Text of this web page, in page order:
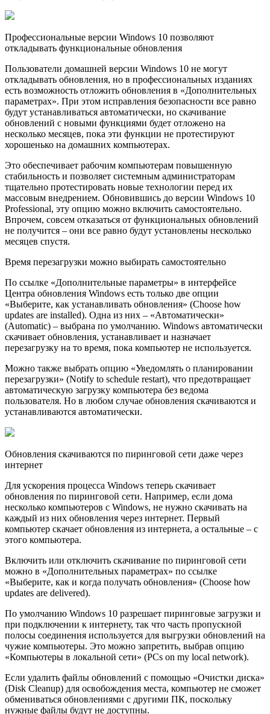
Профессиональные версии Windows 10 позволяют
откладывать функциональные обновления
Пользователи домашней версии Windows 10 не могут
откладывать обновления, но в профессиональных изданиях
есть возможность отложить обновления в «Дополнительных
параметрах». При этом исправления безопасности все равно
будут устанавливаться автоматически, но скачивание
обновлений с новыми функциями будет отложено на
несколько месяцев, пока эти функции не протестируют
хорошенько на домашних компьютерах.
Это обеспечивает рабочим компьютерам повышенную
стабильность и позволяет системным администраторам
тщательно протестировать новые технологии перед их
массовым внедрением. Обновившись до версии Windows 10
Professional, эту опцию можно включить самостоятельно.
Впрочем, совсем отказаться от функциональных обновлений
не получится – они все равно будут установлены несколько
месяцев спустя.
Время перезагрузки можно выбирать самостоятельно
По ссылке «Дополнительные параметры» в интерфейсе
Центра обновления Windows есть только две опции
«Выберите, как устанавливать обновления» (Choose how
updates are installed). Одна из них – «Автоматически»
(Automatic) – выбрана по умолчанию. Windows автоматически
скачивает обновления, устанавливает и назначает
перезагрузку на то время, пока компьютер не используется.
Можно также выбрать опцию «Уведомлять о планировании
перезагрузки» (Notify to schedule restart), что предотвращает
автоматическую загрузку компьютера без ведома
пользователя. Но в любом случае обновления скачиваются и
устанавливаются автоматически.
Обновления скачиваются по пиринговой сети даже через
интернет
Для ускорения процесса Windows теперь скачивает
обновления по пиринговой сети. Например, если дома
несколько компьютеров с Windows, не нужно скачивать на
каждый из них обновления через интернет. Первый
компьютер скачает обновления из интернета, а остальные – с
этого компьютера.
Включить или отключить скачивание по пиринговой сети
можно в «Дополнительных параметрах» по ссылке
«Выберите, как и когда получать обновления» (Choose how
updates are delivered).
По умолчанию Windows 10 разрешает пиринговые загрузки и
при подключении к интернету, так что часть пропускной
полосы соединения используется для выгрузки обновлений на
чужие компьютеры. Это можно запретить, выбрав опцию
«Компьютеры в локальной сети» (PCs on my local network).
Если удалить файлы обновлений с помощью «Очистки диска»
(Disk Cleanup) для освобождения места, компьютер не сможет
обмениваться обновлениями с другими ПК, поскольку
нужные файлы будут не доступны.